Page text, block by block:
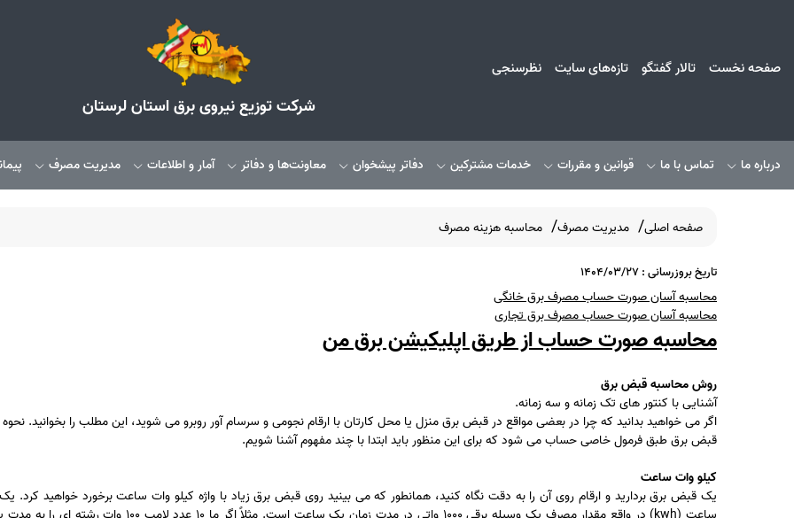
صفحه نخست تالار گفتگو تازه‌های سایت نظرسنجی
شرکت توزیع نیروی برق استان لرستان
درباره ما تماس با ما قوانین و مقررات خدمات مشترکین دفاتر پیشخوان معاونت‌ها و دفاتر آمار و اطلاعات مدیریت مصرف
صفحه اصلی مدیریت مصرف محاسبه هزینه مصرف
تاریخ بروزرسانی : 1404/03/27
محاسبه‌ آسان صورت حساب مصرف برق خانگی
محاسبه‌ آسان صورت حساب مصرف برق تجاری
محاسبه صورت حساب از طریق اپلیکیشن برق من
روش محاسبه قبض برق
آشنایی با کنتور های تک زمانه و سه زمانه.
اگر می خواهید بدانید که چرا در بعضی مواقع در قبض برق منزل یا محل کارتان با ارقام نجومی و سرسام آور روبرو می شوید، این مطلب را بخوانید.
قبض برق طبق فرمول خاصی حساب می شود که برای این منظور باید ابتدا با چند مفهوم آشنا شویم.
کیلو وات ساعت
یک قبض برق بردارید و ارقام روی آن را به دقت نگاه کنید، همانطور که می بینید روی قبض برق زیاد با واژه کیلو وات ساعت برخورد خواهید کرد.